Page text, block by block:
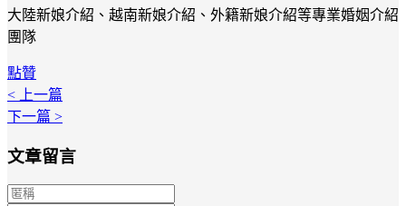
大陸新娘介紹、越南新娘介紹、外籍新娘介紹等專業婚姻介紹
團隊
點贊
< 上一篇
下一篇 >
文章留言